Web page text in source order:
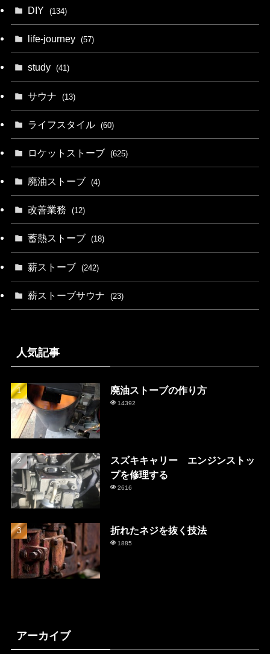
DIY (134)
life-journey (57)
study (41)
サウナ (13)
ライフスタイル (60)
ロケットストーブ (625)
廃油ストーブ (4)
改善業務 (12)
蓄熱ストーブ (18)
薪ストーブ (242)
薪ストーブサウナ (23)
人気記事
廃油ストーブの作り方
14392
スズキキャリー エンジンストッ
プを修理する
2616
折れたネジを抜く技法
1885
アーカイブ